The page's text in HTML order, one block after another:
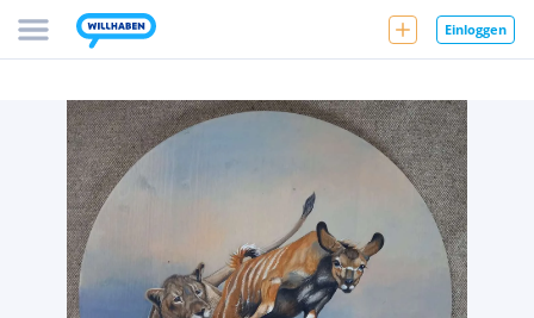
Einloggen